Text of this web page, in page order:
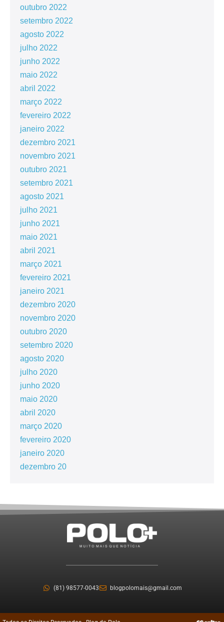
outubro 2022
setembro 2022
agosto 2022
julho 2022
junho 2022
maio 2022
abril 2022
março 2022
fevereiro 2022
janeiro 2022
dezembro 2021
novembro 2021
outubro 2021
setembro 2021
agosto 2021
julho 2021
junho 2021
maio 2021
abril 2021
março 2021
fevereiro 2021
janeiro 2021
dezembro 2020
novembro 2020
outubro 2020
setembro 2020
agosto 2020
julho 2020
junho 2020
maio 2020
abril 2020
março 2020
fevereiro 2020
janeiro 2020
dezembro 20
(81) 98577-0043 blogpolomais@gmail.com